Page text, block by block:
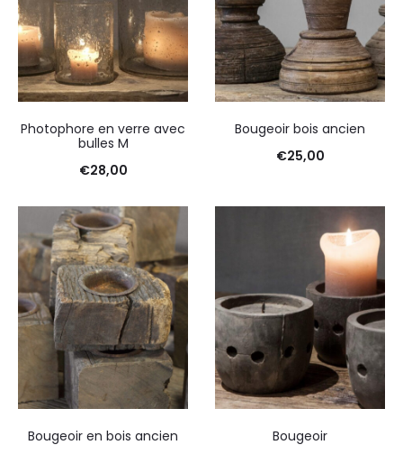
Photophore en verre avec
bulles M
€28,00
Bougeoir bois ancien
€25,00
Bougeoir en bois ancien
Bougeoir